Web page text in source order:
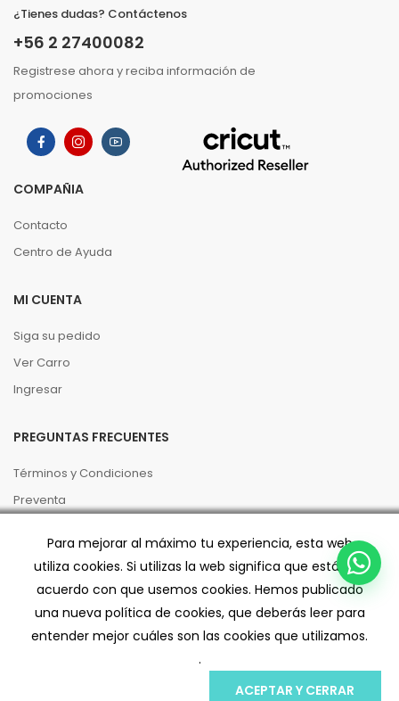
¿Tienes dudas? Contáctenos
+56 2 27400082
Registrese ahora y reciba información de
promociones
COMPAÑIA
Contacto
Centro de Ayuda
MI CUENTA
Siga su pedido
Ver Carro
Ingresar
PREGUNTAS FRECUENTES
Términos y Condiciones
Preventa
Código de buenas prácticas
Despacho/Retiro
Para mejorar al máximo tu experiencia, esta web
utiliza cookies. Si utilizas la web significa que estás de
acuerdo con que usemos cookies. Hemos publicado
una nueva política de cookies, que deberás leer para
entender mejor cuáles son las cookies que utilizamos.
.
ACEPTAR Y CERRAR
CARRO BUSCAR